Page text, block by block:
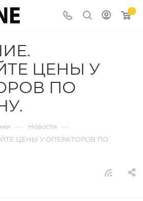
0
ЦЕНЫ У
ПО
— Новости —
ЦЕНЫ У ОПЕРАТОРОВ ПО